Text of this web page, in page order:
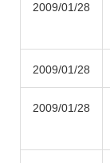
2009/01/28
2009/01/28
2009/01/28